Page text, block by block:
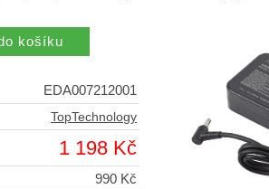
EDA007212001
TopTechnology
1 198 Kč
990 Kč